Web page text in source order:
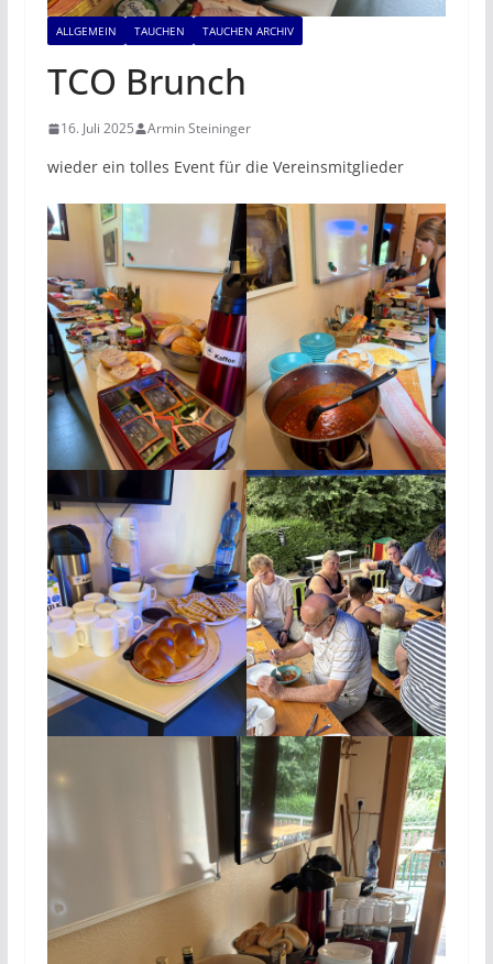
ALLGEMEIN TAUCHEN TAUCHEN ARCHIV
TCO Brunch
16. Juli 2025 Armin Steininger
wieder ein tolles Event für die Vereinsmitglieder